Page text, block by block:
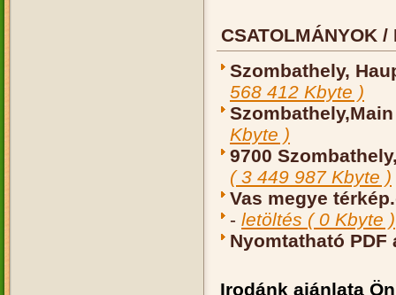
CSATOLMÁNYOK
Szombathely,
568 412 Kbyte )
Kbyte )
9700
( 3 449 987 Kbyte )
Vas megye
- letöltés ( 0 Kbyte )
Nyomtatható PDF
Irodánk ajánlata